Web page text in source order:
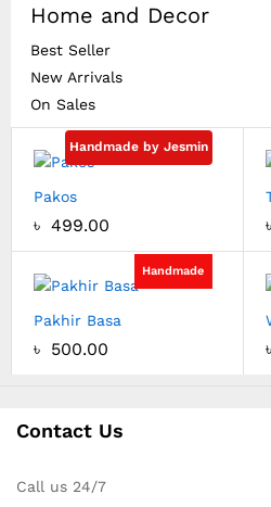
Home and Decor
Best Seller
New Arrivals
On Sales
Handmade by Jesmin
Pakos
৳ 499.00 ৳
Handmade
Pakhir Basa
৳ 500.00 ৳
Contact Us
Call us 24/7